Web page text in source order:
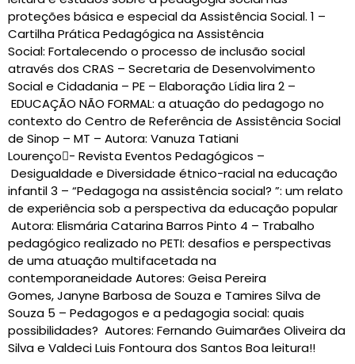
proteções básica e especial da Assistência Social. 1 –
Cartilha Prática Pedagógica na Assistência
Social: Fortalecendo o processo de inclusão social
através dos CRAS – Secretaria de Desenvolvimento
Social e Cidadania – PE – Elaboração Lídia lira 2 –
EDUCAÇÃO NÃO FORMAL: a atuação do pedagogo no
contexto do Centro de Referência de Assistência Social
de Sinop – MT – Autora: Vanuza Tatiani
Lourenço- Revista Eventos Pedagógicos –
Desigualdade e Diversidade étnico-racial na educação
infantil 3 – “Pedagoga na assistência social? ”: um relato
de experiência sob a perspectiva da educação popular
Autora: Elismária Catarina Barros Pinto 4 – Trabalho
pedagógico realizado no PETI: desafios e perspectivas
de uma atuação multifacetada na
contemporaneidade Autores: Geisa Pereira
Gomes, Janyne Barbosa de Souza e Tamires Silva de
Souza 5 – Pedagogos e a pedagogia social: quais
possibilidades? Autores: Fernando Guimarães Oliveira da
Silva e Valdeci Luis Fontoura dos Santos Boa leitura!!